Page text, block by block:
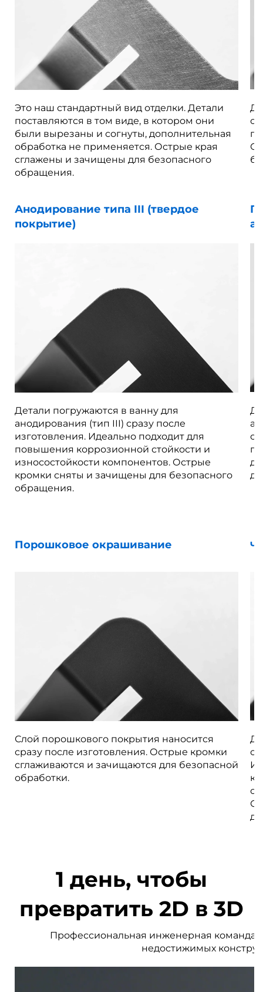
Это наш стандартный вид отделки. Детали
поставляются в том виде, в котором они
были вырезаны и согнуты, дополнительная
обработка не применяется. Острые края
сглажены и зачищены для безопасного
обращения.
Анодирование типа III (твердое
покрытие)
Детали погружаются в ванну для
анодирования (тип III) сразу после
изготовления. Идеально подходит для
повышения коррозионной стойкости и
износостойкости компонентов. Острые
кромки сняты и зачищены для безопасного
обращения.
Порошковое окрашивание
Слой порошкового покрытия наносится
сразу после изготовления. Острые кромки
сглаживаются и зачищаются для безопасной
обработки.
1 день, чтобы
превратить 2D в 3D
Профессиональная инженерная команда
недостижимых